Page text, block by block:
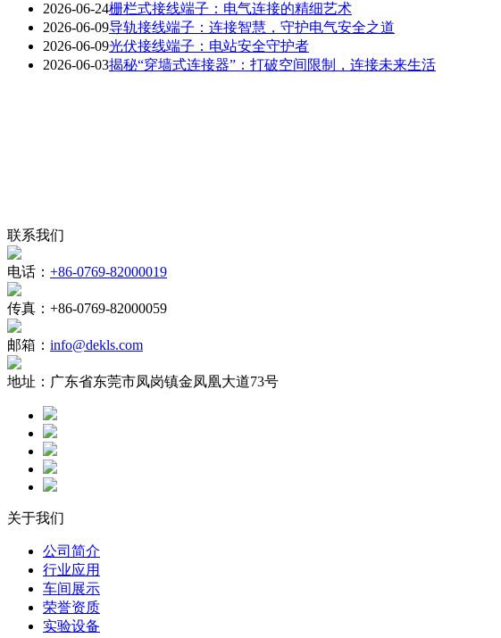
2026-06-24栅栏式接线端子：电气连接的精细艺术
2026-06-09导轨接线端子：连接智慧，守护电气安全之道
2026-06-09光伏接线端子：电站安全守护者
2026-06-03揭秘“穿墙式连接器”：打破空间限制，连接未来生活
联系我们
电话： +86-0769-82000019
传真： +86-0769-82000059
邮箱： info@dekls.com
地址： 广东省东莞市凤岗镇金凤凰大道73号
关于我们
公司简介
行业应用
车间展示
荣誉资质
实验设备